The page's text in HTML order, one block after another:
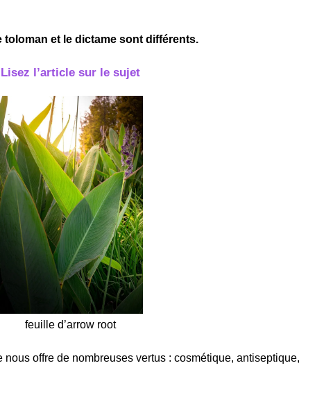
toloman et le dictame sont différents.
Lisez l’article sur le sujet
feuille d’arrow root
nous offre de nombreuses vertus : cosmétique, antiseptique,